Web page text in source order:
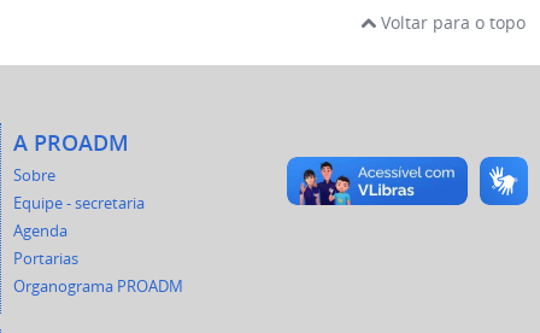
Voltar para o topo
A PROADM
Sobre
Equipe - secretaria
Agenda
Portarias
Organograma PROADM